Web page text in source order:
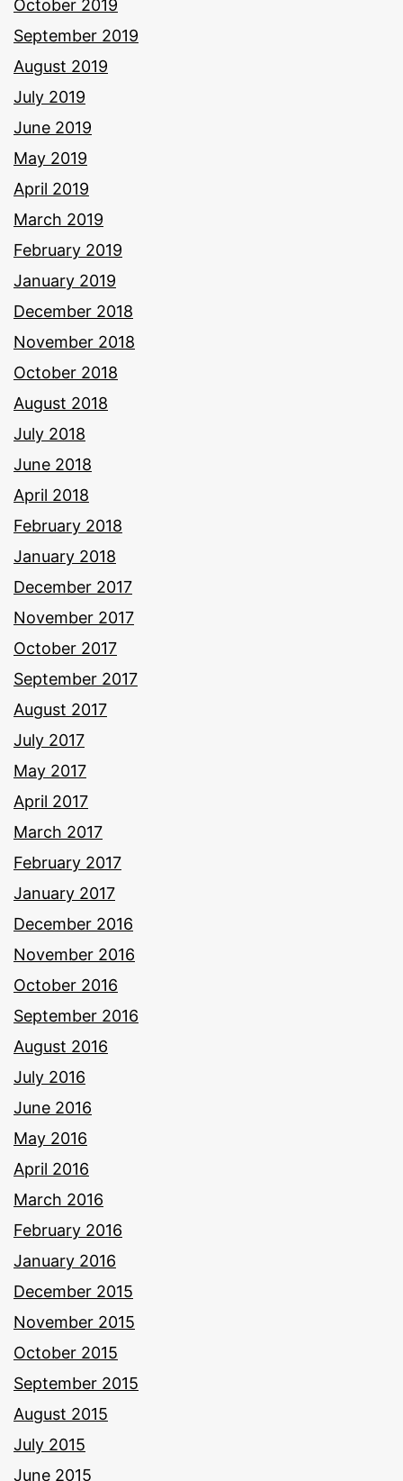
October 2019
September 2019
August 2019
July 2019
June 2019
May 2019
April 2019
March 2019
February 2019
January 2019
December 2018
November 2018
October 2018
August 2018
July 2018
June 2018
April 2018
February 2018
January 2018
December 2017
November 2017
October 2017
September 2017
August 2017
July 2017
May 2017
April 2017
March 2017
February 2017
January 2017
December 2016
November 2016
October 2016
September 2016
August 2016
July 2016
June 2016
May 2016
April 2016
March 2016
February 2016
January 2016
December 2015
November 2015
October 2015
September 2015
August 2015
July 2015
June 2015